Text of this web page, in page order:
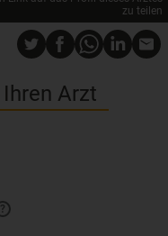
zu teilen
Arzt
?